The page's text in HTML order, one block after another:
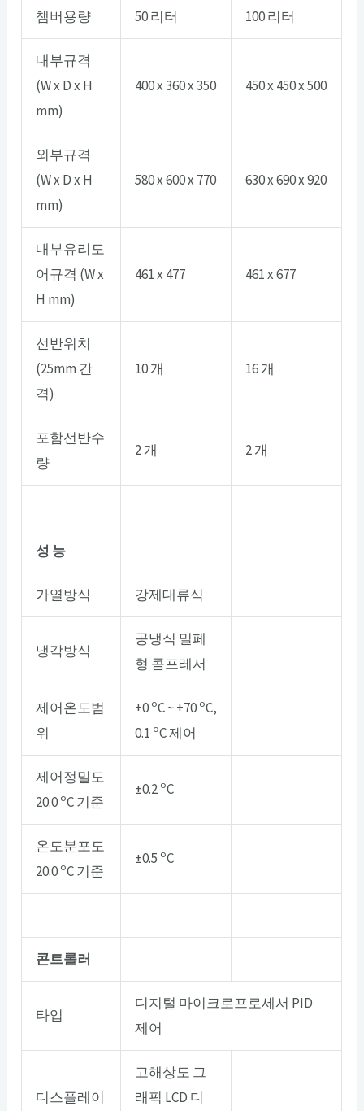
챔버용량 50 리터 100 리터
내부규격
(W x D x H
mm)
400 x 360 x 350 450 x 450 x 500
외부규격
(W x D x H
mm)
580 x 600 x 770 630 x 690 x 920
내부유리도
어규격 (W x
H mm)
461 x 477 461 x 677
선반위치
(25mm 간
격)
10 개 16 개
포함선반수
량
2 개 2 개
성 능
가열방식 강제대류식
냉각방식
공냉식 밀페
형 콤프레서
제어온도범
위
+0 oC ~ +70 oC,
0.1 oC 제어
제어정밀도
20.0 oC 기준
±0.2 oC
온도분포도
20.0 oC 기준
±0.5 oC
콘트롤러
타입
디지털 마이크로프로세서 PID
제어
디스플레이
고해상도 그
래픽 LCD 디